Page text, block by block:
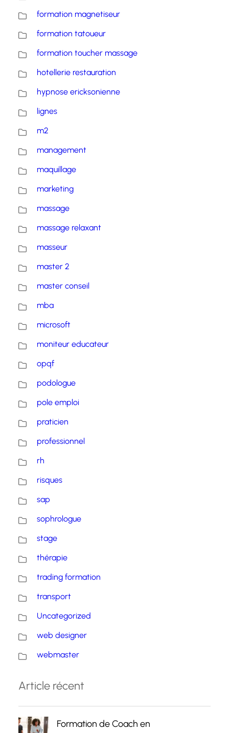
formation magnetiseur
formation tatoueur
formation toucher massage
hotellerie restauration
hypnose ericksonienne
lignes
m2
management
maquillage
marketing
massage
massage relaxant
masseur
master 2
master conseil
mba
microsoft
moniteur educateur
opqf
podologue
pole emploi
praticien
professionnel
rh
risques
sap
sophrologue
stage
thérapie
trading formation
transport
Uncategorized
web designer
webmaster
Article récent
Formation de Coach en